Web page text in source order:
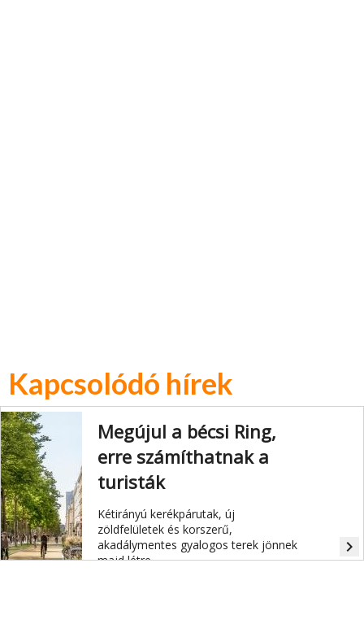
Kapcsolódó hírek
Megújul a bécsi Ring,
erre számíthatnak a
turisták
Kétirányú kerékpárutak, új
zöldfelületek és korszerű,
akadálymentes gyalogos terek jönnek
majd létre.
navigate_next